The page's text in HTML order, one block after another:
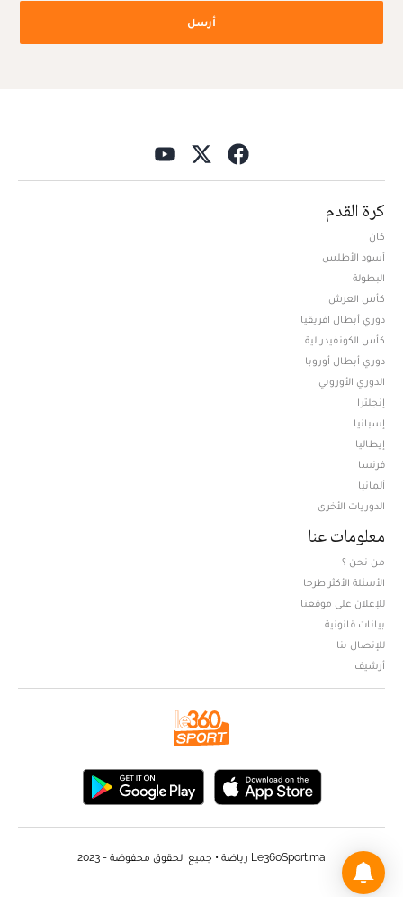
أرسل
كرة القدم
كان
أسود الأطلس
البطولة
كأس العرش
دوري أبطال افريقيا
كأس الكونفيدرالية
دوري أبطال أوروبا
الدوري الأوروبي
إنجلترا
إسبانيا
إيطاليا
فرنسا
ألمانيا
الدوريات الأخرى
معلومات عنا
من نحن ؟
الأسئلة الأكثر طرحا
للإعلان على موقعنا
بيانات قانونية
للإتصال بنا
أرشيف
Le360Sport.ma رياضة • جميع الحقوق محفوضة - 2023